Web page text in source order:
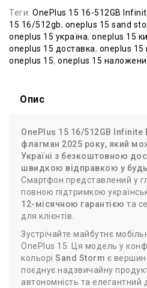
Теги: OnePlus 15 16-512GB
15 16/512gb, oneplus 15 sand
oneplus 15 україна, oneplus 15
oneplus 15 доставка, oneplus 15
oneplus 15, oneplus 15
Опис
OnePlus 15 16/512GB Infinite
флагман 2025 року, який
Україні з безкоштовною
швидкою відправкою у
Смартфон представлений у
повною підтримкою
12-місячною гарантією та
для клієнтів.
Зустрічайте майбутнє
OnePlus 15. Ця модель у
кольорі Sand Storm є
поєднує надзвичайну
автономність та елегантний